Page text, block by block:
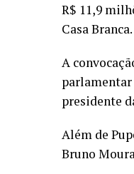
R$ 11,9
Casa Branca.
A
presidente
Além de
Bruno